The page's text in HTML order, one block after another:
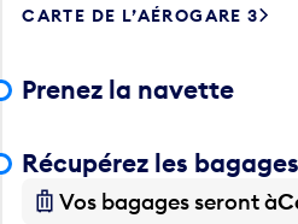
CARTE DE L’AÉROGARE 3
Prenez la navette
Récupérez les bagages
Vos bagages seront à